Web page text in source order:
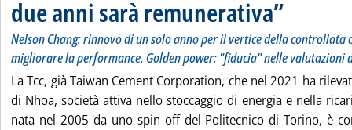
due anni sarà remunerativa”
Nelson Chang: rinnovo di un solo anno per il vertice della controllata
migliorare la performance. Golden power: "fiducia" nelle valutazioni
La Tcc, già Taiwan Cement Corporation, che nel 2021 ha
di Nhoa, società attiva nello stoccaggio di energia e nella
nata nel 2005 da uno spin off del Politecnico di Torino, è